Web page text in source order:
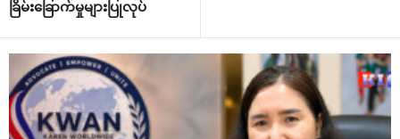
ခြိမ်းခြောက်မှုများပြုလုပ်